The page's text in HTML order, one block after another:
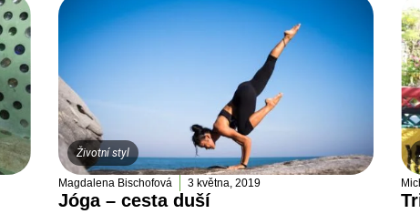
Životní styl
Magdalena Bischofová 3 května, 2019
Jóga – cesta duší